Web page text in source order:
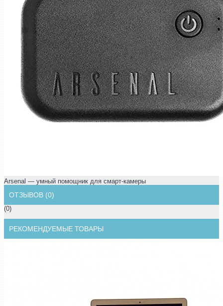
Arsenal — умный помощник для смарт-камеры
ОТЗЫВОВ (0)
(0)
РЕКОМЕНДУЕМЫЕ ТОВАРЫ